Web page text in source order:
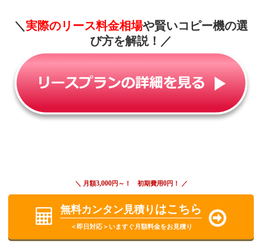
＼実際のリース料金相場や賢いコピー機の選
び方を解説！ ／
＼ 月額3,000円～！ 初期費用0円！ ／
無料カンタン見積り はこちら
＜即日対応＞いますぐ月額料金をお見積り